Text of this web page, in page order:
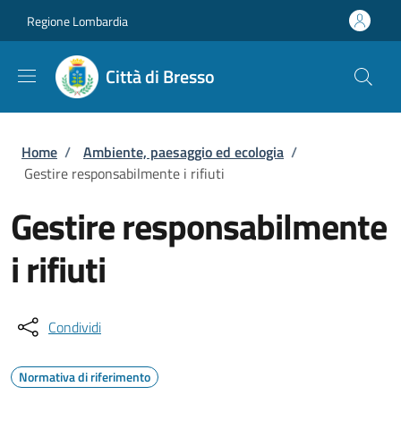
Regione Lombardia
Città di Bresso
Briciole di pane
Home / Ambiente, paesaggio ed ecologia /
Gestire responsabilmente i rifiuti
Gestire responsabilmente
i rifiuti
Condividi
Normativa di riferimento